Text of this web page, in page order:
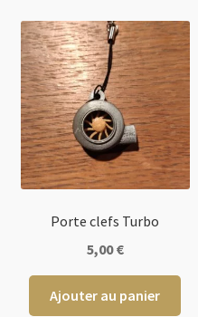
Porte clefs Turbo
5,00€
Ajouter au panier